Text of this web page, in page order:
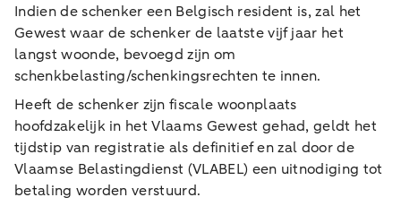
Indien de schenker een Belgisch resident is, zal het
Gewest waar de schenker de laatste vijf jaar het
langst woonde, bevoegd zijn om
schenkbelasting/schenkingsrechten te innen.
Heeft de schenker zijn fiscale woonplaats
hoofdzakelijk in het Vlaams Gewest gehad, geldt het
tijdstip van registratie als definitief en zal door de
Vlaamse Belastingdienst (VLABEL) een uitnodiging tot
betaling worden verstuurd.